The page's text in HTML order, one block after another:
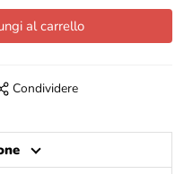
Condividere